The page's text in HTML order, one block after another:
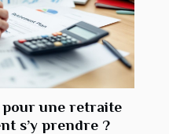
pour une retraite
s’y prendre ?